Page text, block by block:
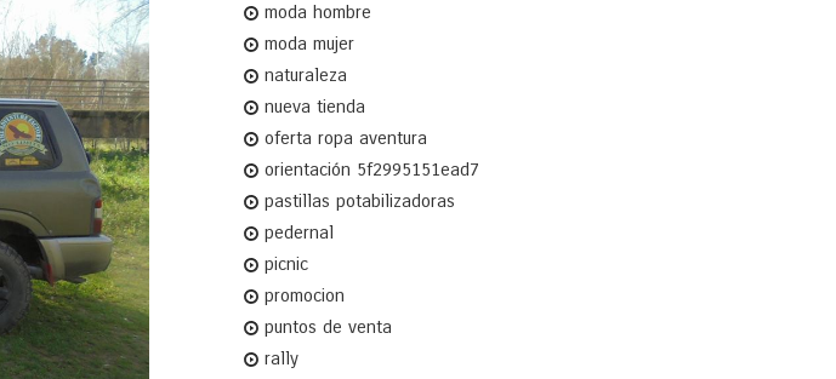
moda hombre
moda mujer
naturaleza
nueva tienda
oferta ropa aventura
orientación 5f2995151ead7
pastillas potabilizadoras
pedernal
picnic
promocion
puntos de venta
rally